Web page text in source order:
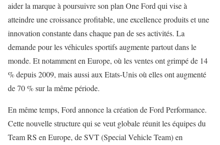
aider la marque à poursuivre son plan One Ford qui vise à
atteindre une croissance profitable, une excellence produits et une
innovation constante dans chaque pan de ses activités. La
demande pour les véhicules sportifs augmente partout dans le
monde. Et notamment en Europe, où les ventes ont grimpé de 14
% depuis 2009, mais aussi aux Etats-Unis où elles ont augmenté
de 70 % sur la même période.
En même temps, Ford annonce la création de Ford Performance.
Cette nouvelle structure qui se veut globale réunit les équipes du
Team RS en Europe, de SVT (Special Vehicle Team) en